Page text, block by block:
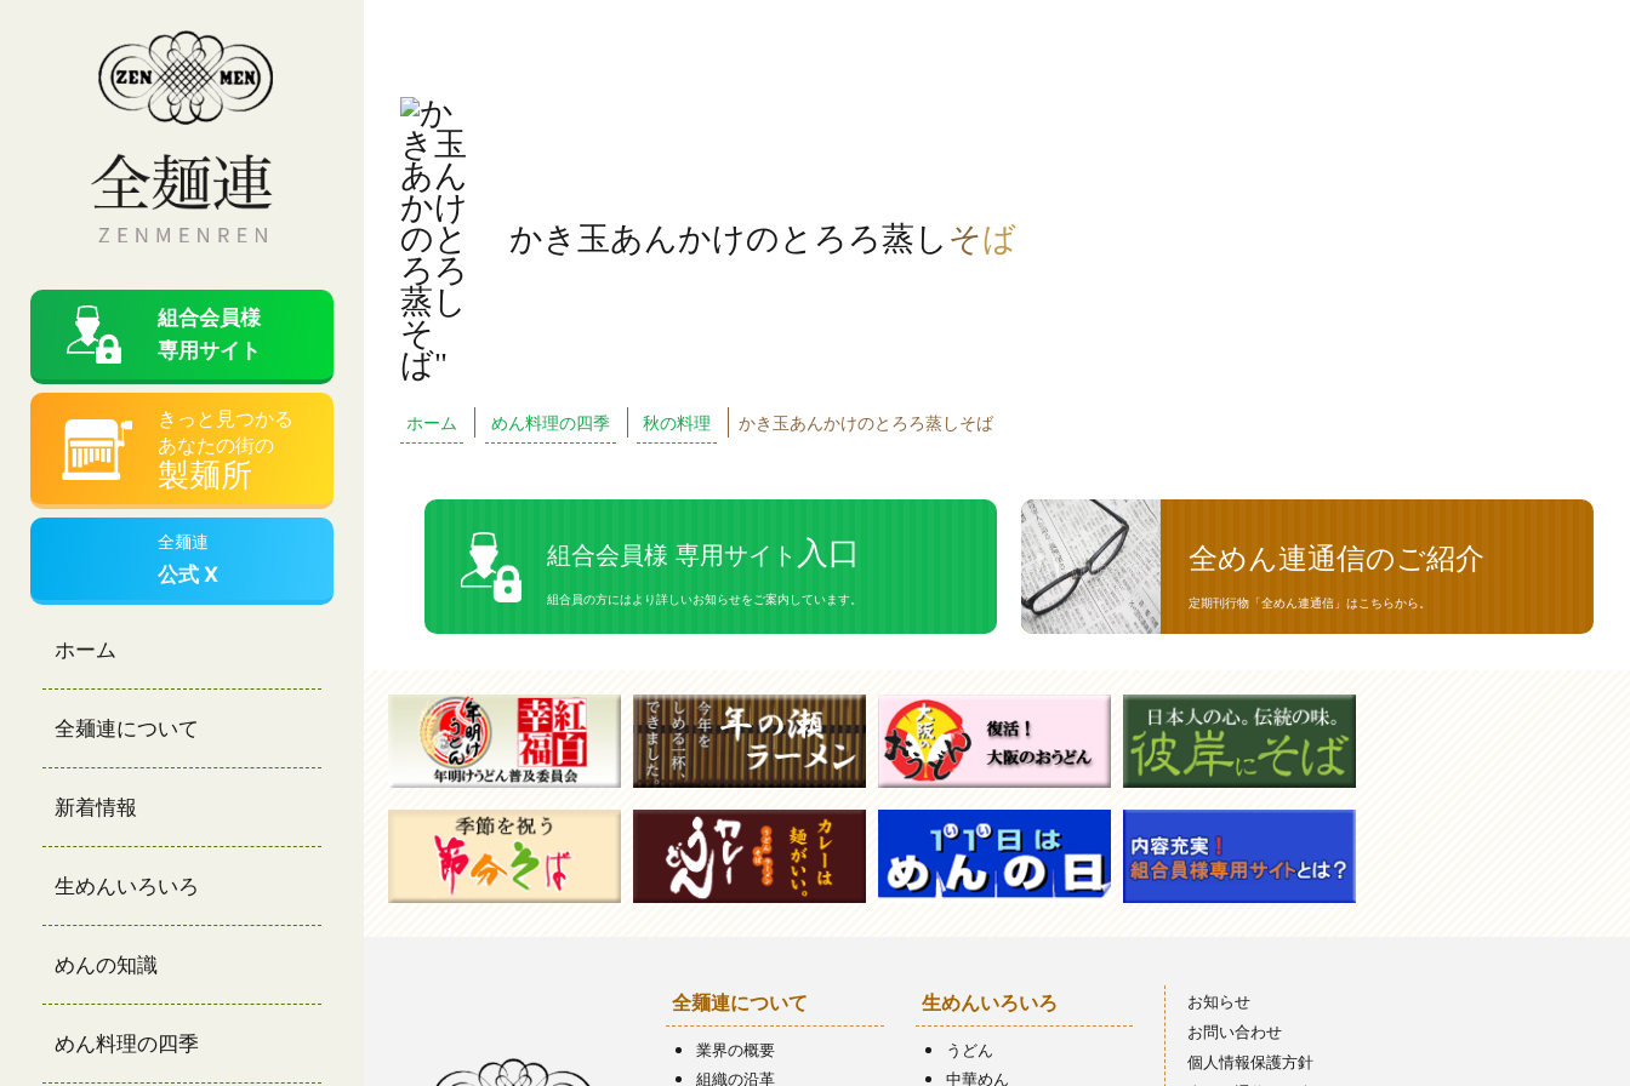
組合会員様
専用サイト
きっと見つかる
あなたの街の
製麺所
全麺連
公式 X
ホーム
全麺連について
新着情報
生めんいろいろ
めんの知識
めん料理の四季
かき玉あんかけのとろろ蒸し そば
ホーム めん料理の四季 秋の料理 かき玉あんかけのとろろ蒸しそば
組合会員様 専用サイト 入口
組合員の方にはより詳しいお知らせをご案内しています。
全めん連通信のご紹介
定期刊行物「全めん連通信」はこちらから。
全麺連について
業界の概要
組織の沿革
生めんいろいろ
うどん
中華めん
お知らせ
お問い合わせ
個人情報保護方針